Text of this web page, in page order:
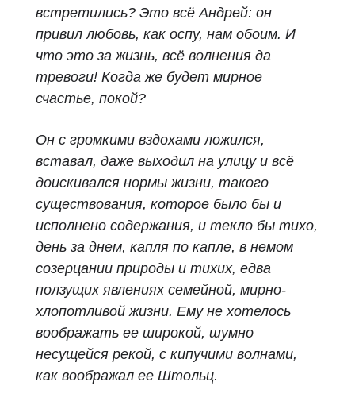
встретились? Это всё Андрей: он
привил любовь, как оспу, нам обоим. И
что это за жизнь, всё волнения да
тревоги! Когда же будет мирное
счастье, покой?
Он с громкими вздохами ложился,
вставал, даже выходил на улицу и всё
доискивался нормы жизни, такого
существования, которое было бы и
исполнено содержания, и текло бы тихо,
день за днем, капля по капле, в немом
созерцании природы и тихих, едва
ползущих явлениях семейной, мирно-
хлопотливой жизни. Ему не хотелось
воображать ее широкой, шумно
несущейся рекой, с кипучими волнами,
как воображал ее Штольц.